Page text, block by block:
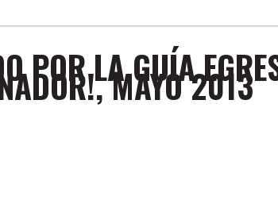
POR LA GUÍA
MAYO 2013